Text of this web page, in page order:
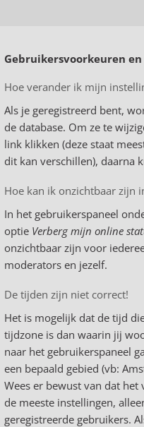
Gebruikersvoorkeuren
Hoe verander ik mijn
Als je geregistreerd bent,
de database. Om ze te
link klikken (deze staat
dit kan verschillen), daarna
Hoe kan ik onzichtbaar zijn
In het gebruikerspaneel
optie Verberg mijn online
onzichtbaar zijn voor
moderators en jezelf.
De tijden zijn niet correct!
Het is mogelijk dat de tijd
tijdzone is dan waarin jij
naar het gebruikerspaneel
een bepaald gebied (vb:
Wees er bewust van dat
de meeste instellingen,
geregistreerde gebruikers.